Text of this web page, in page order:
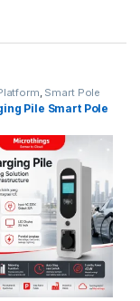
Smart Pole
Pile Smart Pole